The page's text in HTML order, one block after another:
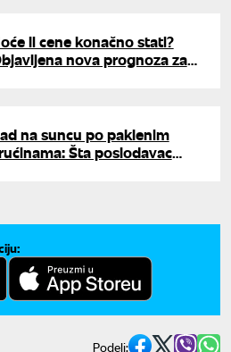
li cene konačno stati?
nova prognoza za
na suncu po paklenim
Šta poslodavac
Podeli: